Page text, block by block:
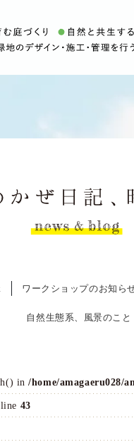
ワークショップのお知ら
自然生態系、風景のこと
in/home/amagaeru028/
43